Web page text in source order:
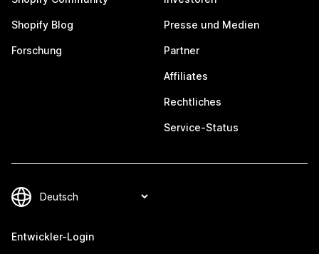
Shopify Blog
Forschung
Presse und Medien
Partner
Affiliates
Rechtliches
Service-Status
Entwickler-Login